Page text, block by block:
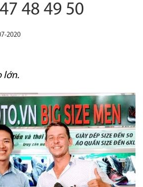
48 49 50
2020
lớn.